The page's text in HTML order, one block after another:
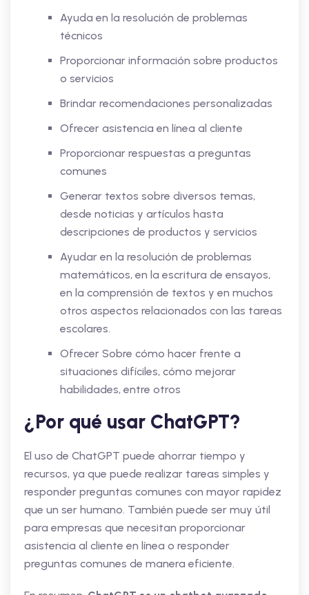
Ayuda en la resolución de problemas
técnicos
Proporcionar información sobre productos
o servicios
Brindar recomendaciones personalizadas
Ofrecer asistencia en línea al cliente
Proporcionar respuestas a preguntas
comunes
Generar textos sobre diversos temas,
desde noticias y artículos hasta
descripciones de productos y servicios
Ayudar en la resolución de problemas
matemáticos, en la escritura de ensayos,
en la comprensión de textos y en muchos
otros aspectos relacionados con las tareas
escolares.
Ofrecer Sobre cómo hacer frente a
situaciones difíciles, cómo mejorar
habilidades, entre otros
¿Por qué usar ChatGPT?
El uso de ChatGPT puede ahorrar tiempo y
recursos, ya que puede realizar tareas simples y
responder preguntas comunes con mayor rapidez
que un ser humano. También puede ser muy útil
para empresas que necesitan proporcionar
asistencia al cliente en línea o responder
preguntas comunes de manera eficiente.